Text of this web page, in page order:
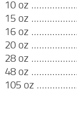
10 oz
15 oz
16 oz
20 oz
28 oz
48 oz
105 oz